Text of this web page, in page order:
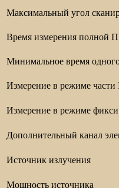
Максимальный угол
Время измерения полной
Минимальное время
Измерение в режиме
Измерение в режиме
Дополнительный канал
Источник излучения
Мощность источника